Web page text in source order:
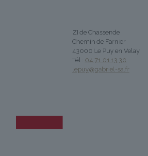
ZI de Chassende
Chemin de Farnier
43000 Le Puy en Velay
Tél : 04 71 01 13 30
lepuy@gabriel-sa.fr